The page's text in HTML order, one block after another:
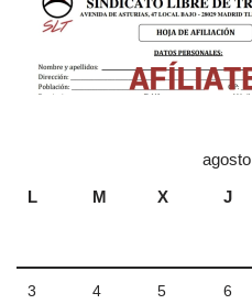
L
M X J
3 4 5 6